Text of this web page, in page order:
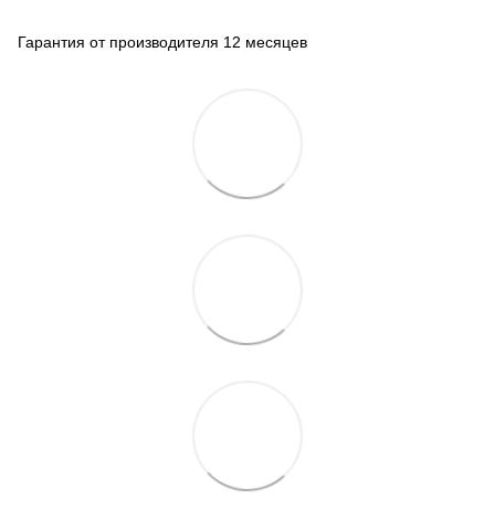
Гарантия от производителя 12 месяцев